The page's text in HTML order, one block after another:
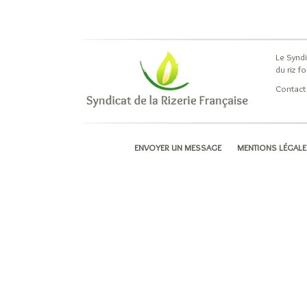
Le
du riz
Contact
ENVOYER UN MESSAGE MENTIONS